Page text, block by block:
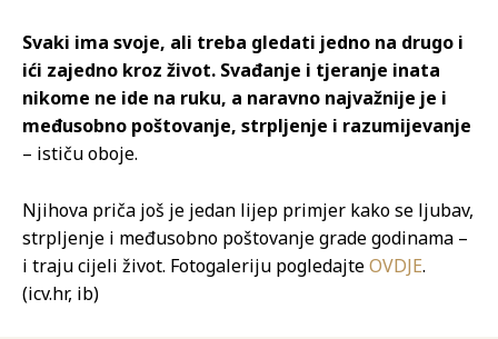
Svaki ima svoje, ali treba gledati jedno na drugo i
ići zajedno kroz život. Svađanje i tjeranje inata
nikome ne ide na ruku, a naravno najvažnije je i
međusobno poštovanje, strpljenje i razumijevanje
– ističu oboje.
Njihova priča još je jedan lijep primjer kako se ljubav,
strpljenje i međusobno poštovanje grade godinama –
i traju cijeli život. Fotogaleriju pogledajteOVDJE.
(icv.hr, ib)